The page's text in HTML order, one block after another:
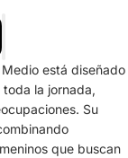
está diseñado
la jornada,
Su
que buscan